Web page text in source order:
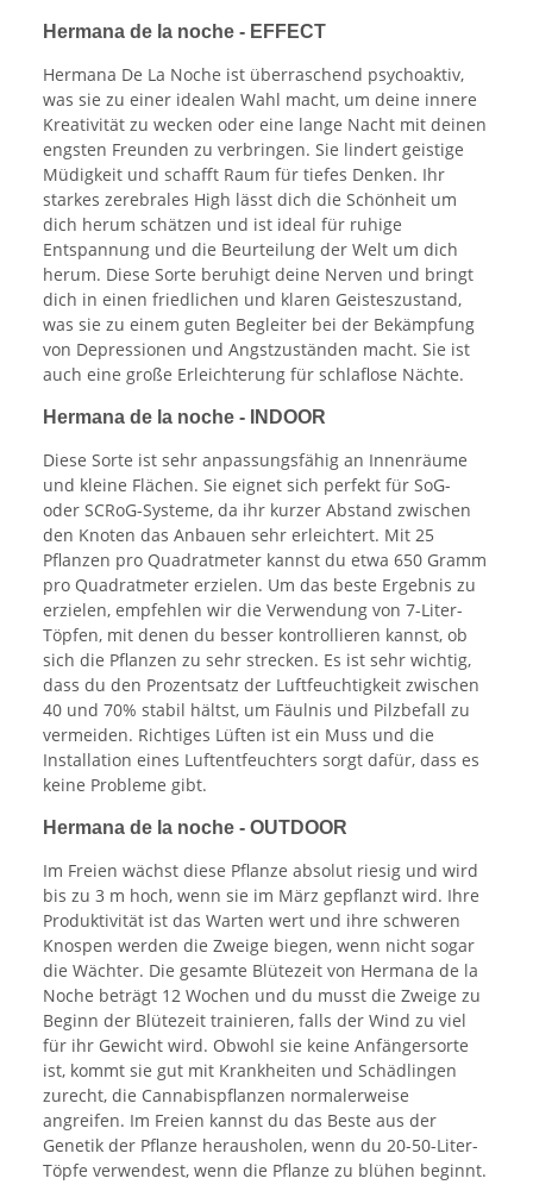
Hermana de la noche - EFFECT
Hermana De La Noche ist überraschend psychoaktiv,
was sie zu einer idealen Wahl macht, um deine innere
Kreativität zu wecken oder eine lange Nacht mit deinen
engsten Freunden zu verbringen. Sie lindert geistige
Müdigkeit und schafft Raum für tiefes Denken. Ihr
starkes zerebrales High lässt dich die Schönheit um
dich herum schätzen und ist ideal für ruhige
Entspannung und die Beurteilung der Welt um dich
herum. Diese Sorte beruhigt deine Nerven und bringt
dich in einen friedlichen und klaren Geisteszustand,
was sie zu einem guten Begleiter bei der Bekämpfung
von Depressionen und Angstzuständen macht. Sie ist
auch eine große Erleichterung für schlaflose Nächte.
Hermana de la noche - INDOOR
Diese Sorte ist sehr anpassungsfähig an Innenräume
und kleine Flächen. Sie eignet sich perfekt für SoG-
oder SCRoG-Systeme, da ihr kurzer Abstand zwischen
den Knoten das Anbauen sehr erleichtert. Mit 25
Pflanzen pro Quadratmeter kannst du etwa 650 Gramm
pro Quadratmeter erzielen. Um das beste Ergebnis zu
erzielen, empfehlen wir die Verwendung von 7-Liter-
Töpfen, mit denen du besser kontrollieren kannst, ob
sich die Pflanzen zu sehr strecken. Es ist sehr wichtig,
dass du den Prozentsatz der Luftfeuchtigkeit zwischen
40 und 70% stabil hältst, um Fäulnis und Pilzbefall zu
vermeiden. Richtiges Lüften ist ein Muss und die
Installation eines Luftentfeuchters sorgt dafür, dass es
keine Probleme gibt.
Hermana de la noche - OUTDOOR
Im Freien wächst diese Pflanze absolut riesig und wird
bis zu 3 m hoch, wenn sie im März gepflanzt wird. Ihre
Produktivität ist das Warten wert und ihre schweren
Knospen werden die Zweige biegen, wenn nicht sogar
die Wächter. Die gesamte Blütezeit von Hermana de la
Noche beträgt 12 Wochen und du musst die Zweige zu
Beginn der Blütezeit trainieren, falls der Wind zu viel
für ihr Gewicht wird. Obwohl sie keine Anfängersorte
ist, kommt sie gut mit Krankheiten und Schädlingen
zurecht, die Cannabispflanzen normalerweise
angreifen. Im Freien kannst du das Beste aus der
Genetik der Pflanze herausholen, wenn du 20-50-Liter-
Töpfe verwendest, wenn die Pflanze zu blühen beginnt.